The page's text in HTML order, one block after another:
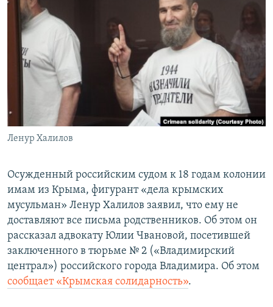
ТЕЛЕПРОЕКТ КРЫМ.РЕАЛИИ
СОВЕТЫ ПРАВОЗАЩИТНИКОВ
ПРОПАВШИЕ БЕЗ ВЕСТИ
ПОБЕДИТЕЛЕЙ НЕ СУДЯТ?
КРЫМ.НЕПОКОРЕННЫЙ
УКРАИНСКАЯ ПРОБЛЕМА КРЫМА
Українською
Qırımtatar
ПРИСОЕДИНЯЙТЕСЬ!
Ленур Халилов
Осужденный российским судом к 18 годам колонии
имам из Крыма, фигурант «дела крымских
мусульман» Ленур Халилов заявил, что ему не
доставляют все письма родственников. Об этом он
рассказал адвокату Юлии Чвановой, посетившей
заключенного в тюрьме № 2 («Владимирский
централ») российского города Владимира. Об этом
сообщает «Крымская солидарность».